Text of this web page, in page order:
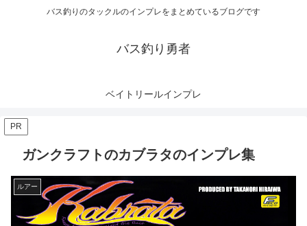
バス釣りのタックルのインプレをまとめているブログです
バス釣り勇者
ベイトリールインプレ
PR
ガンクラフトのカブラタのインプレ集
ルアー